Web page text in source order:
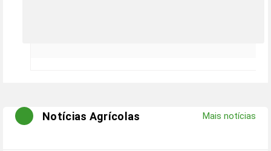
Notícias Agrícolas Mais notícias